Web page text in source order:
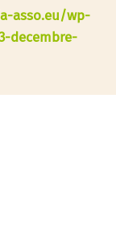
asso.eu/wp-
decembre-